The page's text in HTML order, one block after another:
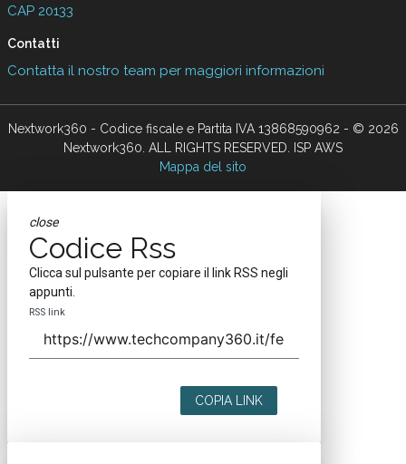
CAP 20133
Contatti
Contatta il nostro team per maggiori informazioni
Nextwork360 - Codice fiscale e Partita IVA 13868590962 - © 2026
Nextwork360. ALL RIGHTS RESERVED. ISP AWS
Mappa del sito
close
Codice Rss
Clicca sul pulsante per copiare il link RSS negli
appunti.
RSS link
COPIA LINK